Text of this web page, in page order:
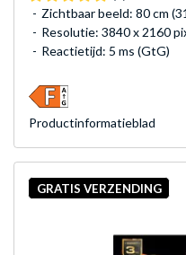
Zichtbaar beeld: 80 cm
Resolutie: 3840 x 2160
Reactietijd: 5 ms (GtG)
Product­informatieblad
GRATIS VERZENDING